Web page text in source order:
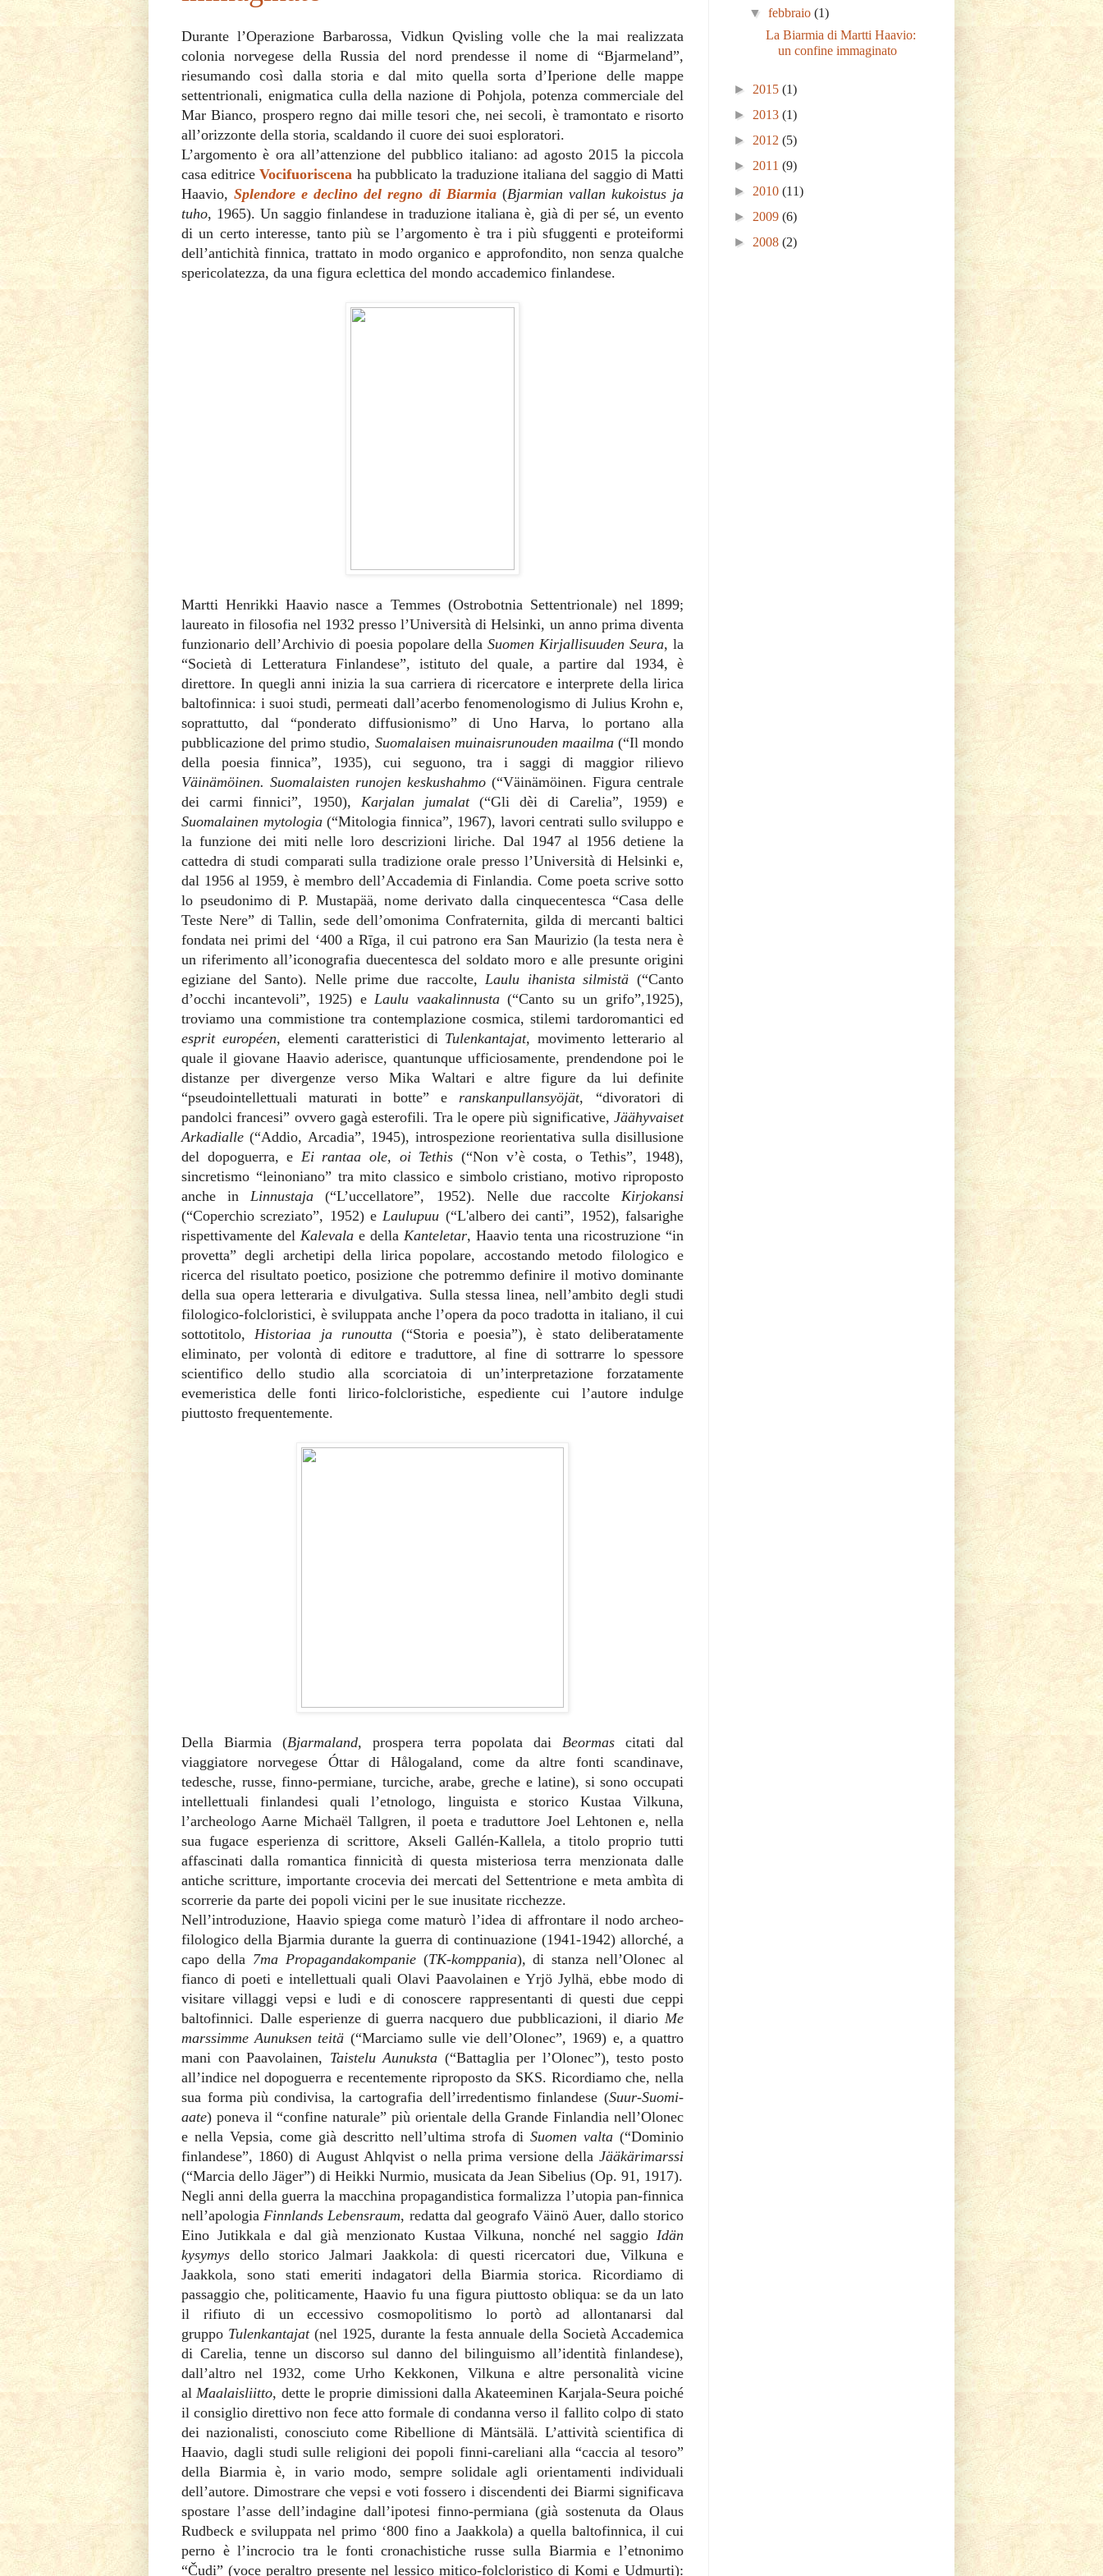
Durante l’Operazione Barbarossa, Vidkun Qvisling volle che la mai realizzata
colonia norvegese della Russia del nord prendesse il nome di “Bjarmeland”,
riesumando così dalla storia e dal mito quella sorta d’Iperione delle mappe
settentrionali, enigmatica culla della nazione di Pohjola, potenza commerciale del
Mar Bianco, prospero regno dai mille tesori che, nei secoli, è tramontato e risorto
all’orizzonte della storia, scaldando il cuore dei suoi esploratori.
L’argomento è ora all’attenzione del pubblico italiano: ad agosto 2015 la piccola
casa editriceVocifuoriscena ha pubblicato la traduzione italiana del saggio di Matti
Haavio,Splendore e declino del regno di Biarmia(Bjarmian vallan kukoistus ja
tuho, 1965). Un saggio finlandese in traduzione italiana è, già di per sé, un evento
di un certo interesse, tanto più se l’argomento è tra i più sfuggenti e proteiformi
dell’antichità finnica, trattato in modo organico e approfondito, non senza qualche
spericolatezza, da una figura eclettica del mondo accademico finlandese.
Martti Henrikki Haavio nasce a Temmes (Ostrobotnia Settentrionale) nel 1899;
laureato in filosofia nel 1932 presso l’Università di Helsinki, un anno prima diventa
funzionario dell’Archivio di poesia popolare dellaSuomen Kirjallisuuden Seura, la
“Società di Letteratura Finlandese”, istituto del quale, a partire dal 1934, è
direttore. In quegli anni inizia la sua carriera di ricercatore e interprete della lirica
baltofinnica: i suoi studi, permeati dall’acerbo fenomenologismo di Julius Krohn e,
soprattutto, dal “ponderato diffusionismo” di Uno Harva, lo portano alla
pubblicazione del primo studio, Suomalaisen muinaisrunouden maailma(“Il mondo
della poesia finnica”, 1935), cui seguono, tra i saggi di maggior rilievo
Väinämöinen. Suomalaisten runojen keskushahmo (“Väinämöinen. Figura centrale
dei carmi finnici”, 1950), Karjalan jumalat(“Gli dèi di Carelia”, 1959) e
Suomalainen mytologia(“Mitologia finnica”, 1967), lavori centrati sullo sviluppo e
la funzione dei miti nelle loro descrizioni liriche. Dal 1947 al 1956 detiene la
cattedra di studi comparati sulla tradizione orale presso l’Università di Helsinki e,
dal 1956 al 1959, è membro dell’Accademia di Finlandia. Come poeta scrive sotto
lo pseudonimo di P. Mustapää, nome derivato dalla cinquecentesca “Casa delle
Teste Nere” di Tallin, sede dell’omonima Confraternita, gilda di mercanti baltici
fondata nei primi del ‘400 a Rīga, il cui patrono era San Maurizio (la testa nera è
un riferimento all’iconografia duecentesca del soldato moro e alle presunte origini
egiziane del Santo). Nelle prime due raccolte, Laulu ihanista silmistä(“Canto
d’occhi incantevoli”, 1925) e Laulu vaakalinnusta(“Canto su un grifo”,1925),
troviamo una commistione tra contemplazione cosmica, stilemi tardoromantici ed
esprit européen, elementi caratteristici di Tulenkantajat, movimento letterario al
quale il giovane Haavio aderisce, quantunque ufficiosamente, prendendone poi le
distanze per divergenze verso Mika Waltari e altre figure da lui definite
“pseudointellettuali maturati in botte” e ranskanpullansyöjät, “divoratori di
pandolci francesi” ovvero gagà esterofili. Tra le opere più significative, Jäähyvaiset
Arkadialle (“Addio, Arcadia”, 1945), introspezione reorientativa sulla disillusione
del dopoguerra, e Ei rantaa ole, oi Tethis (“Non v’è costa, o Tethis”, 1948),
sincretismo “leinoniano” tra mito classico e simbolo cristiano, motivo riproposto
anche in Linnustaja(“L’uccellatore”, 1952). Nelle due raccolte Kirjokansi
(“Coperchio screziato”, 1952) e Laulupuu (“L'albero dei canti”, 1952), falsarighe
rispettivamente del Kalevala e della Kanteletar, Haavio tenta una ricostruzione “in
provetta” degli archetipi della lirica popolare, accostando metodo filologico e
ricerca del risultato poetico, posizione che potremmo definire il motivo dominante
della sua opera letteraria e divulgativa. Sulla stessa linea, nell’ambito degli studi
filologico-folcloristici, è sviluppata anche l’opera da poco tradotta in italiano, il cui
sottotitolo, Historiaa ja runoutta (“Storia e poesia”), è stato deliberatamente
eliminato, per volontà di editore e traduttore, al fine di sottrarre lo spessore
scientifico dello studio alla scorciatoia di un’interpretazione forzatamente
evemeristica delle fonti lirico-folcloristiche, espediente cui l’autore indulge
piuttosto frequentemente.
Della Biarmia (Bjarmaland, prospera terra popolata dai Beormas citati dal
viaggiatore norvegese Óttar di Hålogaland, come da altre fonti scandinave,
tedesche, russe, finno-permiane, turciche, arabe, greche e latine), si sono occupati
intellettuali finlandesi quali l’etnologo, linguista e storico Kustaa Vilkuna,
l’archeologo Aarne Michaël Tallgren, il poeta e traduttore Joel Lehtonen e, nella
sua fugace esperienza di scrittore, Akseli Gallén-Kallela, a titolo proprio tutti
affascinati dalla romantica finnicità di questa misteriosa terra menzionata dalle
antiche scritture, importante crocevia dei mercati del Settentrione e meta ambìta di
scorrerie da parte dei popoli vicini per le sue inusitate ricchezze.
Nell’introduzione, Haavio spiega come maturò l’idea di affrontare il nodo archeo-
filologico della Bjarmia durante la guerra di continuazione (1941-1942) allorché, a
capo della 7ma Propagandakompanie(TK-komppania), di stanza nell’Olonec al
fianco di poeti e intellettuali quali Olavi Paavolainen e Yrjö Jylhä, ebbe modo di
visitare villaggi vepsi e ludi e di conoscere rappresentanti di questi due ceppi
baltofinnici. Dalle esperienze di guerra nacquero due pubblicazioni, il diario Me
marssimme Aunuksen teitä (“Marciamo sulle vie dell’Olonec”, 1969) e, a quattro
mani con Paavolainen, Taistelu Aunuksta (“Battaglia per l’Olonec”), testo posto
all’indice nel dopoguerra e recentemente riproposto da SKS. Ricordiamo che, nella
sua forma più condivisa, la cartografia dell’irredentismo finlandese (Suur-Suomi-
aate) poneva il “confine naturale” più orientale della Grande Finlandia nell’Olonec
e nella Vepsia, come già descritto nell’ultima strofa di Suomen valta (“Dominio
finlandese”, 1860) di August Ahlqvist o nella prima versione della Jääkärimarssi
(“Marcia dello Jäger”) di Heikki Nurmio, musicata da Jean Sibelius (Op. 91, 1917).
Negli anni della guerra la macchina propagandistica formalizza l’utopia pan-finnica
nell’apologia Finnlands Lebensraum, redatta dal geografo Väinö Auer, dallo storico
Eino Jutikkala e dal già menzionato Kustaa Vilkuna, nonché nel saggio Idän
kysymys dello storico Jalmari Jaakkola: di questi ricercatori due, Vilkuna e
Jaakkola, sono stati emeriti indagatori della Biarmia storica. Ricordiamo di
passaggio che, politicamente, Haavio fu una figura piuttosto obliqua: se da un lato
il rifiuto di un eccessivo cosmopolitismo lo portò ad allontanarsi dal
gruppo Tulenkantajat(nel 1925, durante la festa annuale della Società Accademica
di Carelia, tenne un discorso sul danno del bilinguismo all’identità finlandese),
dall’altro nel 1932, come Urho Kekkonen, Vilkuna e altre personalità vicine
al Maalaisliitto, dette le proprie dimissioni dalla Akateeminen Karjala-Seura poiché
il consiglio direttivo non fece atto formale di condanna verso il fallito colpo di stato
dei nazionalisti, conosciuto come Ribellione di Mäntsälä. L’attività scientifica di
Haavio, dagli studi sulle religioni dei popoli finni-careliani alla “caccia al tesoro”
della Biarmia è, in vario modo, sempre solidale agli orientamenti individuali
dell’autore. Dimostrare che vepsi e voti fossero i discendenti dei Biarmi significava
spostare l’asse dell’indagine dall’ipotesi finno-permiana (già sostenuta da Olaus
Rudbeck e sviluppata nel primo ‘800 fino a Jaakkola) a quella baltofinnica, il cui
perno è l’incrocio tra le fonti cronachistiche russe sulla Biarmia e l’etnonimo
“Čudi” (voce peraltro presente nel lessico mitico-folcloristico di Komi e Udmurti):
▼febbraio(1)
La Biarmia di Martti Haavio:
un confine immaginato
► 2015 (1)
► 2013 (1)
► 2012 (5)
► 2011 (9)
► 2010 (11)
► 2009 (6)
► 2008 (2)